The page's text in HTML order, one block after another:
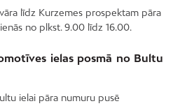
līdz Kurzemes prospektam pāra
no plkst. 9.00 līdz 16.00.
ielas posmā no Bultu
ielai pāra numuru pusē